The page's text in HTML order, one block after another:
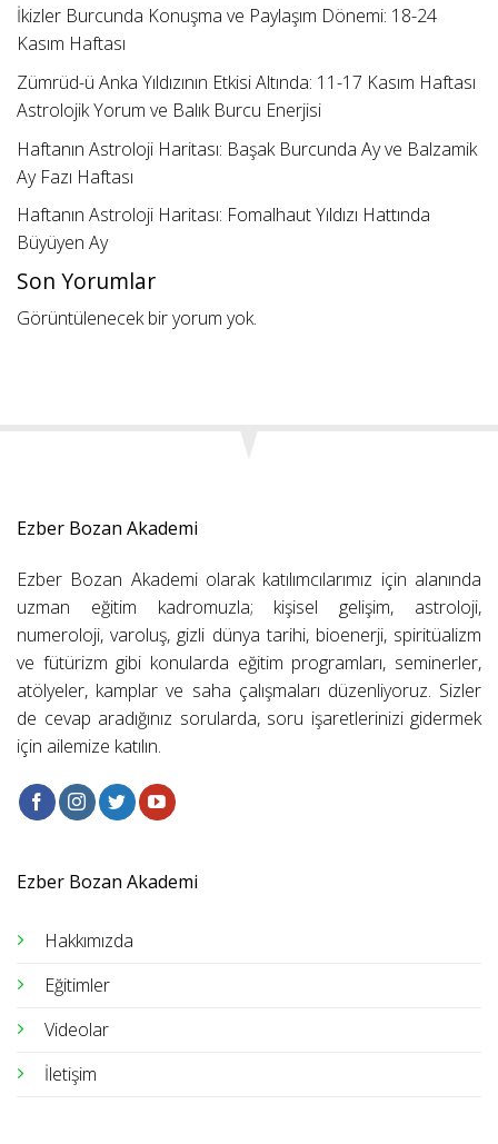
İkizler Burcunda Konuşma ve Paylaşım Dönemi: 18-24
Kasım Haftası
Zümrüd-ü Anka Yıldızının Etkisi Altında: 11-17 Kasım Haftası
Astrolojik Yorum ve Balık Burcu Enerjisi
Haftanın Astroloji Haritası: Başak Burcunda Ay ve Balzamik
Ay Fazı Haftası
Haftanın Astroloji Haritası: Fomalhaut Yıldızı Hattında
Büyüyen Ay
Son Yorumlar
Görüntülenecek bir yorum yok.
Ezber Bozan Akademi
Ezber Bozan Akademi olarak katılımcılarımız için alanında
uzman eğitim kadromuzla; kişisel gelişim, astroloji,
numeroloji, varoluş, gizli dünya tarihi, bioenerji, spiritüalizm
ve fütürizm gibi konularda eğitim programları, seminerler,
atölyeler, kamplar ve saha çalışmaları düzenliyoruz. Sizler
de cevap aradığınız sorularda, soru işaretlerinizi gidermek
için ailemize katılın.
Ezber Bozan Akademi
Hakkımızda
Eğitimler
Videolar
İletişim